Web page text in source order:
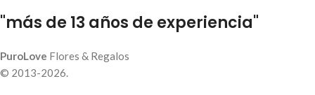
"más de 13 años de experiencia"
PuroLove Flores & Regalos
© 2013-2026.